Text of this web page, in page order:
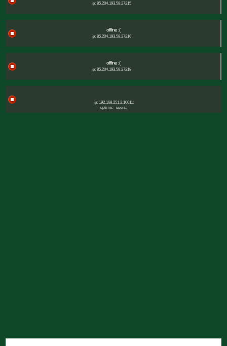
ip: 85.204.193.58:27215
offline :(
ip: 85.204.193.58:27216
offline :(
ip: 85.204.193.58:27218
ip: 192.168.251.2:10011:
uptime:
users: